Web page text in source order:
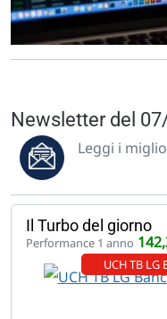
Newsletter del
Leggi i
Il Turbo del giorno
Performance 1 anno
UCH TB LG